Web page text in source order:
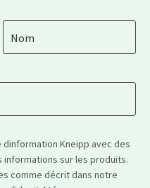
Nom
Kneipp avec des
sur les produits.
comme décrit dans notre